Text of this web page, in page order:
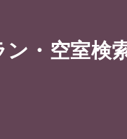
ン・空室検